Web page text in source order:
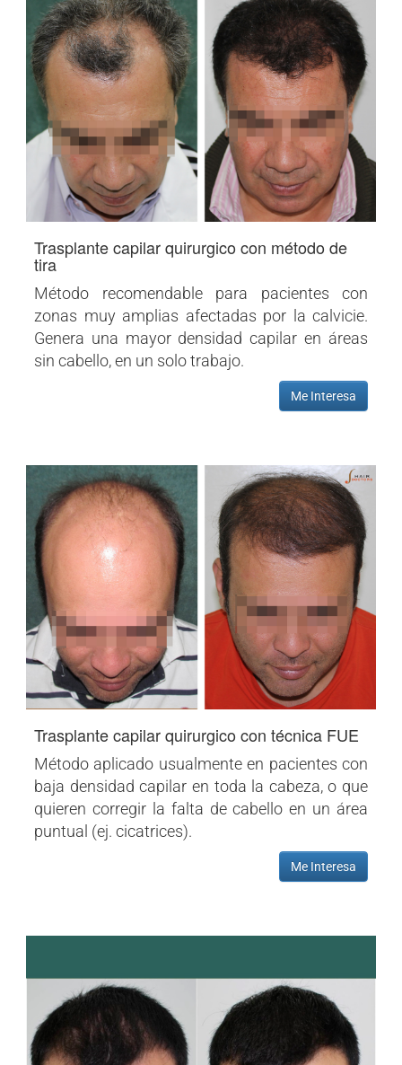
Trasplante capilar quirurgico con método de
tira
Método recomendable para pacientes con
zonas muy amplias afectadas por la calvicie.
Genera una mayor densidad capilar en áreas
sin cabello, en un solo trabajo.
Me Interesa
Trasplante capilar quirurgico con técnica FUE
Método aplicado usualmente en pacientes con
baja densidad capilar en toda la cabeza, o que
quieren corregir la falta de cabello en un área
puntual (ej. cicatrices).
Me Interesa